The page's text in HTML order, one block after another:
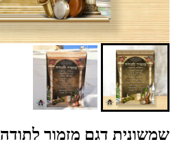
שמשונית דגם מזמור לתודה 1- גודל 100*70